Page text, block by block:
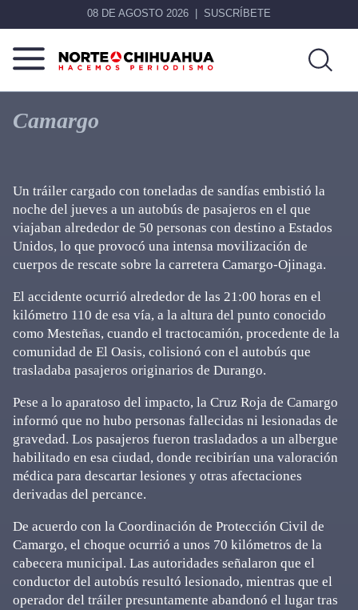
08 DE AGOSTO 2026 SUSCRÍBETE
Norte
Chihuahua
Más
que
noticias,
Camargo
Un tráiler cargado con toneladas de sandías embistió la
noche del jueves a un autobús de pasajeros en el que
viajaban alrededor de 50 personas con destino a Estados
Unidos, lo que provocó una intensa movilización de
cuerpos de rescate sobre la carretera Camargo-Ojinaga.
El accidente ocurrió alrededor de las 21:00 horas en el
kilómetro 110 de esa vía, a la altura del punto conocido
como Mesteñas, cuando el tractocamión, procedente de la
comunidad de El Oasis, colisionó con el autobús que
trasladaba pasajeros originarios de Durango.
Pese a lo aparatoso del impacto, la Cruz Roja de Camargo
informó que no hubo personas fallecidas ni lesionadas de
gravedad. Los pasajeros fueron trasladados a un albergue
habilitado en esa ciudad, donde recibirían una valoración
médica para descartar lesiones y otras afectaciones
derivadas del percance.
De acuerdo con la Coordinación de Protección Civil de
Camargo, el choque ocurrió a unos 70 kilómetros de la
cabecera municipal. Las autoridades señalaron que el
conductor del autobús resultó lesionado, mientras que el
operador del tráiler presuntamente abandonó el lugar tras